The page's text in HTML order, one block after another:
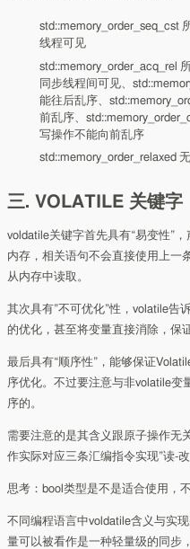
std::memory_order_seq_cst
线程可见
std::memory_order_acq_rel
同步线程间可见、
能往后乱序、
前乱序、
写操作不能向前乱序
std::memory_order_relaxed
三. VOLATILE 关键字
voldatile关键字首先具有“易变性”
内存，相关语句不会直接使用上一
从内存中读取。
其次具有”不可优化”性，volatile告
的优化，甚至将变量直接消除，保
最后具有“顺序性”，能够保证
序优化。不过要注意与非volatile变
序的。
需要注意的是其含义跟原子操作无
作实际对应三条汇编指令实现”读-
思考：bool类型是不是适合使用，
不同编程语言中voldatile含义与实
量可以被看作是一种轻量级的同步